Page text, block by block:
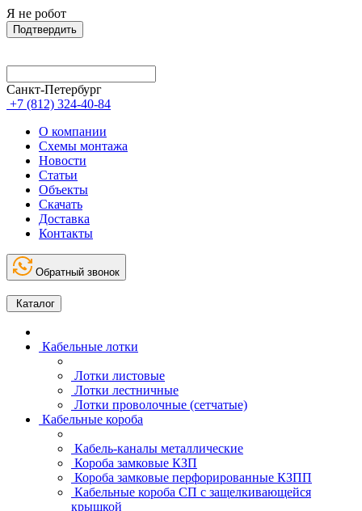
Я не робот
Подтвердить
Санкт-Петербург
+7 (812) 324-40-84
О компании
Схемы монтажа
Новости
Статьи
Объекты
Скачать
Доставка
Контакты
Обратный звонок
Каталог
Кабельные лотки
Лотки листовые
Лотки лестничные
Лотки проволочные (сетчатые)
Кабельные короба
Кабель-каналы металлические
Короба замковые КЗП
Короба замковые перфорированные КЗПП
Кабельные короба СП с защелкивающейся
крышкой